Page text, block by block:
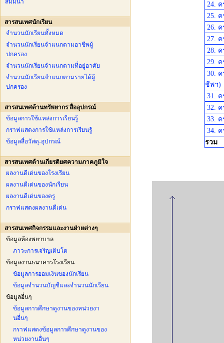
สัมมนา
สารสนเทศนักเรียน
จำนวนนักเรียนทั้งหมด
จำนวนนักเรียนจำแนกตามอาชีพผู้
ปกครอง
จำนวนนักเรียนจำแนกตามที่อยู่อาศัย
จำนวนนักเรียนจำแนกตามรายได้ผู้
ปกครอง
สารสนเทศด้านทรัพยากร สื่ออุปกรณ์
ข้อมูลการใช้แหล่งการเรียนรู้
กราฟแสดงการใช้แหล่งการเรียนรู้
ข้อมูลสื่อวัสดุ-อุปกรณ์
สารสนเทศด้านเกียรติยศความภาคภูมิใจ
ผลงานดีเด่นของโรงเรียน
ผลงานดีเด่นของนักเรียน
ผลงานดีเด่นของครู
กราฟแสดงผลงานดีเด่น
สารสนเทศกิจกรรมและงานฝ่ายต่างๆ
ข้อมูลห้องพยาบาล
ภาวะการเจริญเติบโต
ข้อมูลงานธนาคารโรงเรียน
ข้อมูลการออมเงินของนักเรียน
ข้อมูลจำนวนบัญชีและจำนวนนักเรียน
ข้อมูลอื่นๆ
ข้อมูลการศึกษาดูงานของหน่วยงา
นอื่นๆ
กราฟแสดงข้อมูลการศึกษาดูงานของ
หน่วยงานอื่นๆ
24.
25.
26.
27.
28.
29.
30.
ชีพฯ)
31.
32.
33.
34.
รวม